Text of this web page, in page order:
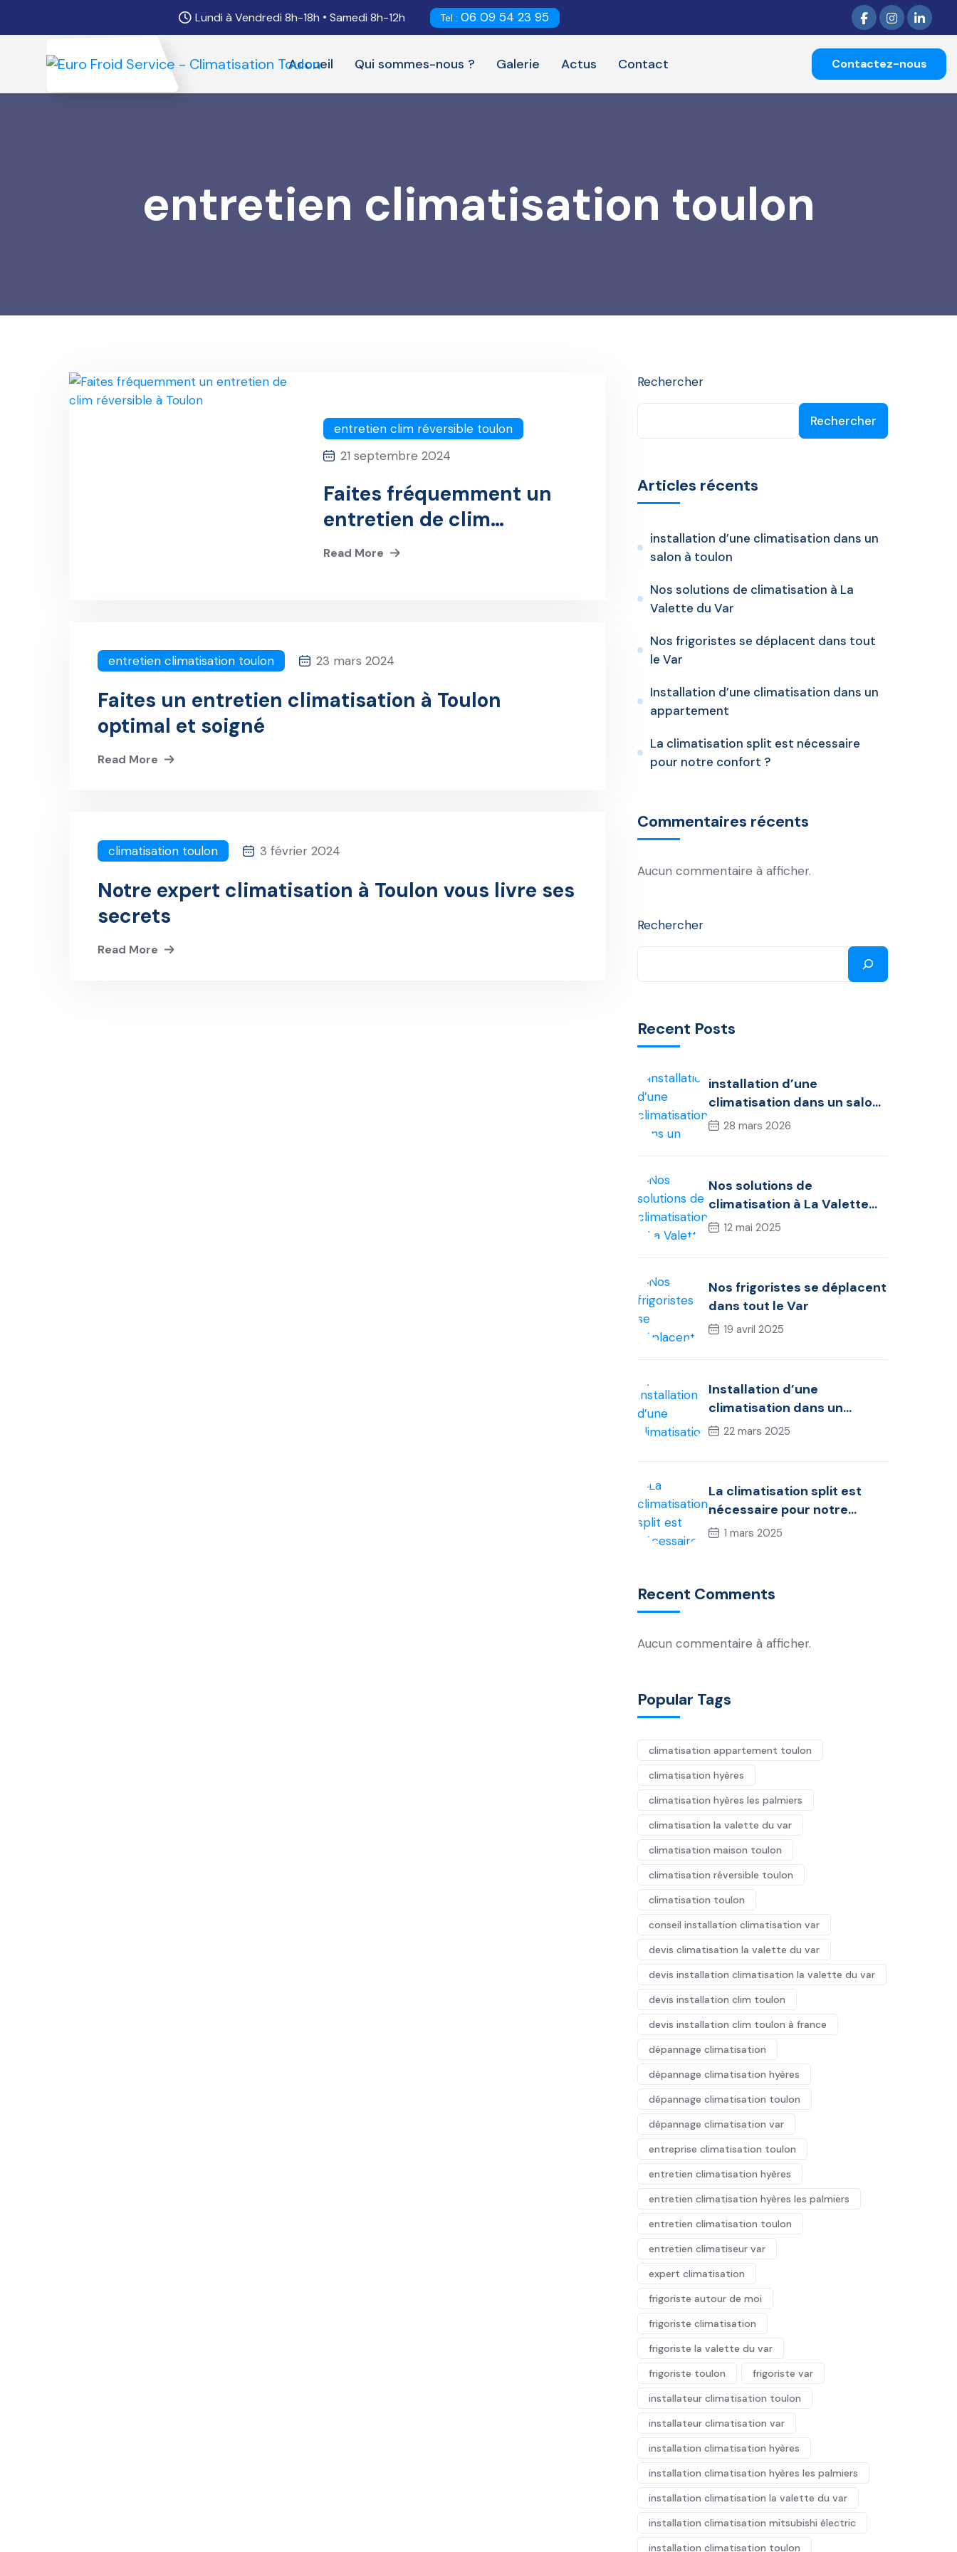
Lundi à Vendredi 8h-18h •Samedi 8h-12h Tel :06 09 54 23 95
Accueil Qui sommes-nous ? Galerie Actus Contact Contactez-nous
entretien climatisation toulon
entretien clim réversible toulon
21 septembre 2024
Faites fréquemment un
entretien de clim
réversible à Toulon
Read More
entretien climatisation toulon 23 mars 2024
Faites un entretien climatisation à Toulon
optimal et soigné
Read More
climatisation toulon 3 février 2024
Notre expert climatisation à Toulon vous livre ses
secrets
Read More
Rechercher
Rechercher
Articles récents
installation d’une climatisation dans un
salon à toulon
Nos solutions de climatisation à La
Valette du Var
Nos frigoristes se déplacent dans tout
le Var
Installation d’une climatisation dans un
appartement
La climatisation split est nécessaire
pour notre confort ?
Commentaires récents
Aucun commentaire à afficher.
Rechercher
Recent Posts
installation d’une
climatisation dans un salon
à toulon
28 mars 2026
Nos solutions de
climatisation à La Valette
du Var
12 mai 2025
Nos frigoristes se déplacent
dans tout le Var
19 avril 2025
Installation d’une
climatisation dans un
appartement
22 mars 2025
La climatisation split est
nécessaire pour notre
confort ?
1 mars 2025
Recent Comments
Aucun commentaire à afficher.
Popular Tags
climatisation appartement toulon
climatisation hyères
climatisation hyères les palmiers
climatisation la valette du var
climatisation maison toulon
climatisation réversible toulon
climatisation toulon
conseil installation climatisation var
devis climatisation la valette du var
devis installation climatisation la valette du var
devis installation clim toulon
devis installation clim toulon à france
dépannage climatisation
dépannage climatisation hyères
dépannage climatisation toulon
dépannage climatisation var
entreprise climatisation toulon
entretien climatisation hyères
entretien climatisation hyères les palmiers
entretien climatisation toulon
entretien climatiseur var
expert climatisation
frigoriste autour de moi
frigoriste climatisation
frigoriste la valette du var
frigoriste toulon
frigoriste var
installateur climatisation toulon
installateur climatisation var
installation climatisation hyères
installation climatisation hyères les palmiers
installation climatisation la valette du var
installation climatisation mitsubishi électric
installation climatisation toulon